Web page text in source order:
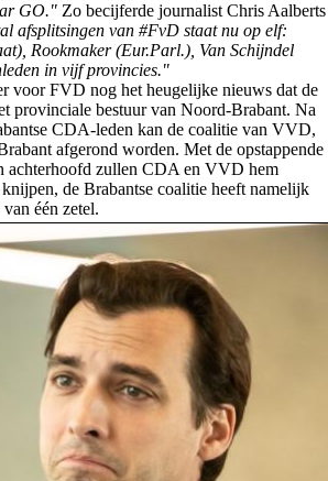
GO." Zo becijferde journalist Chris Aalberts
afsplitsingen van #FvD staat nu op elf:
Rookmaker (Eur.Parl.), Van Schijndel
in vijf provincies."
voor FVD nog het heugelijke nieuws dat de
provinciale bestuur van Noord-Brabant. Na
CDA-leden kan de coalitie van VVD,
afgerond worden. Met de opstappende
achterhoofd zullen CDA en VVD hem
de Brabantse coalitie heeft namelijk
één zetel.